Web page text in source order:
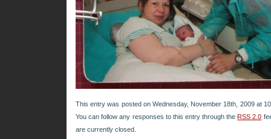
This entry was posted on Wednesday, November 18th, 2009 at
You can follow any responses to this entry through the RSS 2.0
are currently closed.